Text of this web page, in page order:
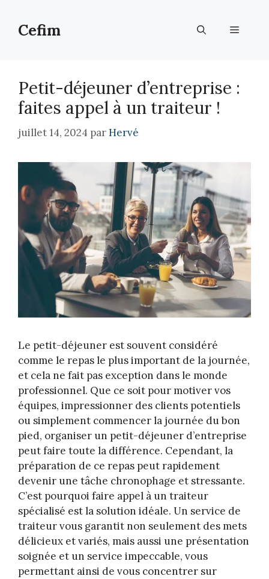
contenu
Cefim Menu
Petit-déjeuner d’entreprise :
faites appel à un traiteur !
juillet 14, 2024 parHervé
Le petit-déjeuner est souvent considéré
comme le repas le plus important de la journée,
et cela ne fait pas exception dans le monde
professionnel. Que ce soit pour motiver vos
équipes, impressionner des clients potentiels
ou simplement commencer la journée du bon
pied, organiser un petit-déjeuner d’entreprise
peut faire toute la différence. Cependant, la
préparation de ce repas peut rapidement
devenir une tâche chronophage et stressante.
C’est pourquoi faire appel à un traiteur
spécialisé est la solution idéale. Un service de
traiteur vous garantit non seulement des mets
délicieux et variés, mais aussi une présentation
soignée et un service impeccable, vous
permettant ainsi de vous concentrer sur